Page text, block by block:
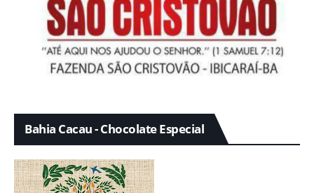
Bahia Cacau - Chocolate Especial